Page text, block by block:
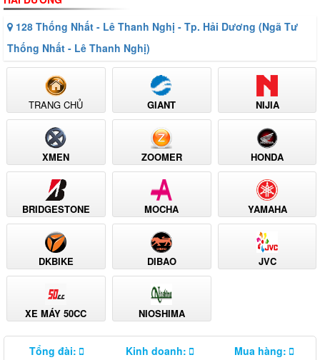
128 Thống Nhất - Lê Thanh Nghị - Tp. Hải Dương (Ngã Tư
Thống Nhất - Lê Thanh Nghị)
TRANG CHỦ GIANT NIJIA
XMEN ZOOMER HONDA
BRIDGESTONE MOCHA YAMAHA
DKBIKE DIBAO JVC
XE MÁY 50CC NIOSHIMA
Tổng đài: Kinh doanh: Mua hàng: